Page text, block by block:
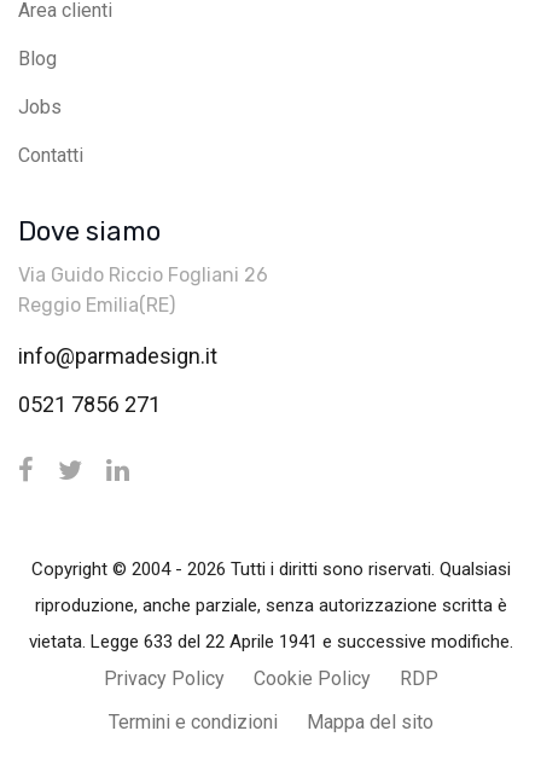
Area clienti
Blog
Jobs
Contatti
Dove siamo
Via Guido Riccio Fogliani 26
Reggio Emilia(RE)
info@parmadesign.it
0521 7856 271
Copyright © 2004 - 2026 Tutti i diritti sono riservati. Qualsiasi
riproduzione, anche parziale, senza autorizzazione scritta è
vietata. Legge 633 del 22 Aprile 1941 e successive modifiche.
Privacy Policy Cookie Policy
RDP
Termini e condizioni
Mappa del sito